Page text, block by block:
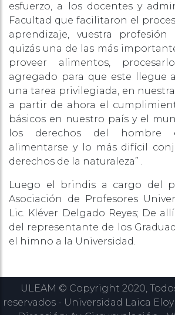
esfuerzo, a los docentes y
Facultad que facilitaron el
aprendizaje, vuestra
quizás una de las más
proveer alimentos,
agregado para que este llegue
una tarea privilegiada, en
a partir de ahora el
básicos en nuestro país y el
los derechos del hombre
alimentarse y lo más difícil
derechos de la naturaleza” .
Luego el brindis a cargo del
Asociación de Profesores
Lic. Kléver Delgado Reyes; De
del representante de los
el himno a la Universidad.
ULEAM © Copyright 2020,
reservados - Universidad Laica